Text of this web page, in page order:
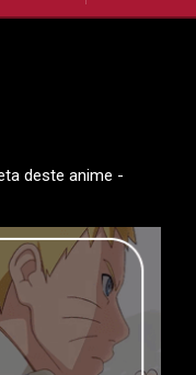
deste anime -